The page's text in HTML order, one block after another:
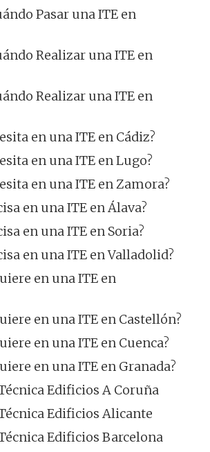
Pasar una ITE en
Realizar una ITE en
Realizar una ITE en
en una ITE en Cádiz?
en una ITE en Lugo?
en una ITE en Zamora?
en una ITE en Álava?
en una ITE en Soria?
en una ITE en Valladolid?
en una ITE en
en una ITE en Castellón?
en una ITE en Cuenca?
en una ITE en Granada?
Edificios A Coruña
Edificios Alicante
Edificios Barcelona